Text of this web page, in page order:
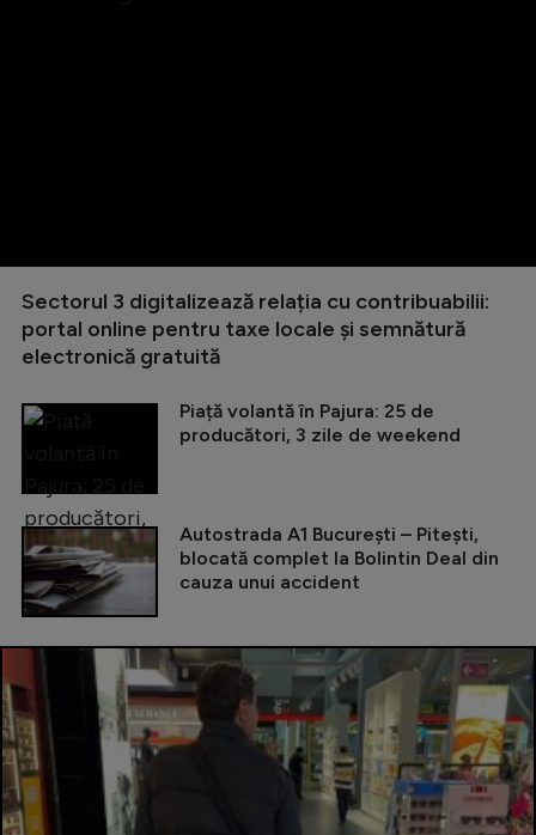
Sectorul 3 digitalizează relația cu contribuabilii:
portal online pentru taxe locale și semnătură
electronică gratuită
Piață volantă în Pajura: 25 de
producători, 3 zile de weekend
Autostrada A1 București – Pitești,
blocată complet la Bolintin Deal din
cauza unui accident